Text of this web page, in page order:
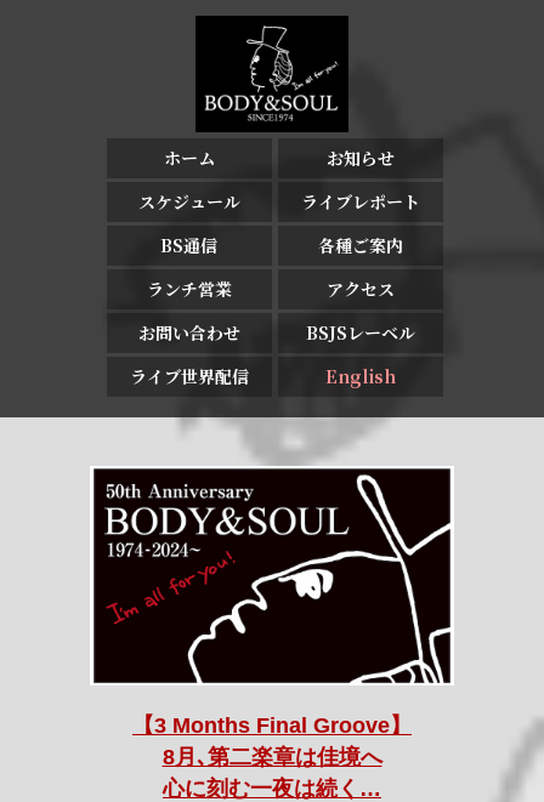
ホーム
お知らせ
スケジュール
ライブレポート
BS通信
各種ご案内
ランチ営業
アクセス
お問い合わせ
BSJSレーベル
ライブ世界配信
English
【3 Months Final Groove】
8月､第二楽章は佳境へ
心に刻む一夜は続く…